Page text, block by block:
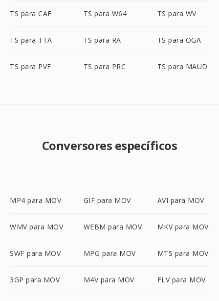
TS para CAF TS para W64 TS para WV
TS para TTA TS para RA TS para OGA
TS para PVF TS para PRC TS para MAUD
Conversores específicos
MP4 para MOV GIF para MOV AVI para MOV
WMV para MOV WEBM para MOV MKV para MOV
SWF para MOV MPG para MOV MTS para MOV
3GP para MOV M4V para MOV FLV para MOV